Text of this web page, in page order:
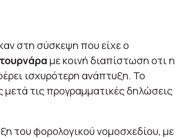
στη σύσκεψη που είχε ο
με κοινή διαπίστωση οτι η
ισχυρότερη ανάπτυξη. Το
μετά τις προγραμματικές δηλώσεις
του φορολογικού νομοσχεδίου, με